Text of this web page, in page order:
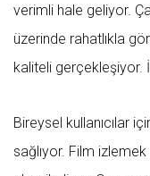
verimli hale geliyor.
üzerinde rahatlıkla
kaliteli gerçekleşiyor.
Bireysel kullanıcılar
sağlıyor. Film